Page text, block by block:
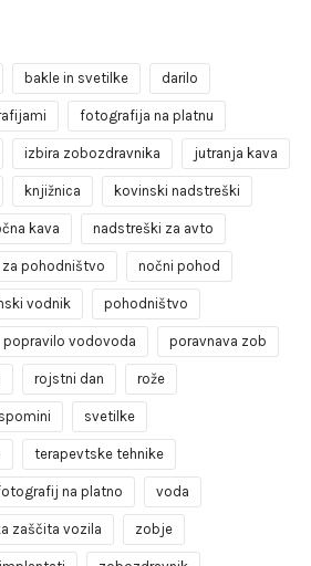
bakle in svetilke darilo
fotografija na platnu
izbira zobozdravnika jutranja kava
knjižnica kovinski nadstreški
kava nadstreški za avto
pohodništvo nočni pohod
vodnik pohodništvo
popravilo vodovoda poravnava zob
rojstni dan rože
spomini svetilke
terapevtske tehnike
na platno voda
zaščita vozila zobje